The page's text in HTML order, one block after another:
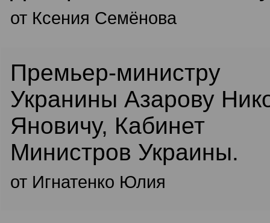
от Ксения Семёнова
Премьер-министру
Укранины Азарову
Яновичу, Кабинет
Министров Украины.
от Игнатенко Юлия